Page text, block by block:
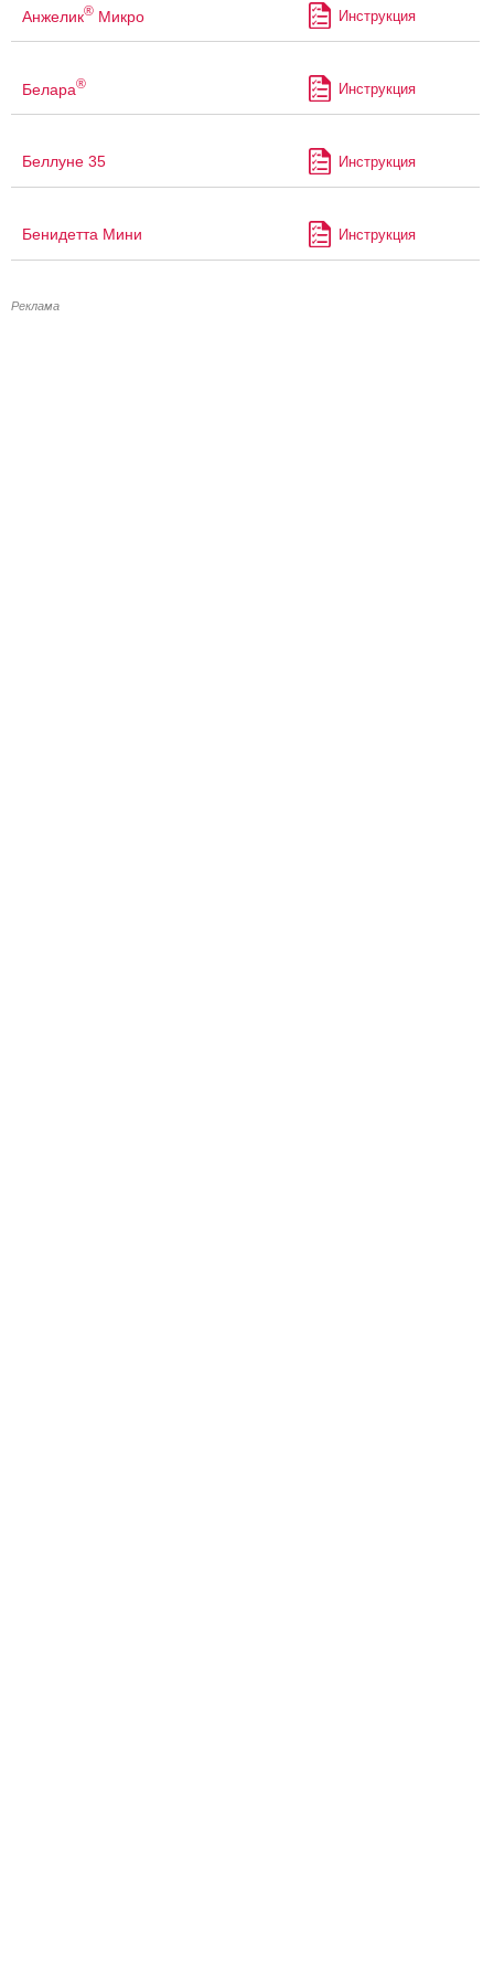
Анжелик® Микро Инструкция
Белара® Инструкция
Беллуне 35 Инструкция
Бенидетта Мини Инструкция
Реклама